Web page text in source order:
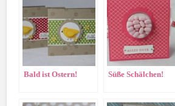
Bald ist Ostern! Süße Schälchen!